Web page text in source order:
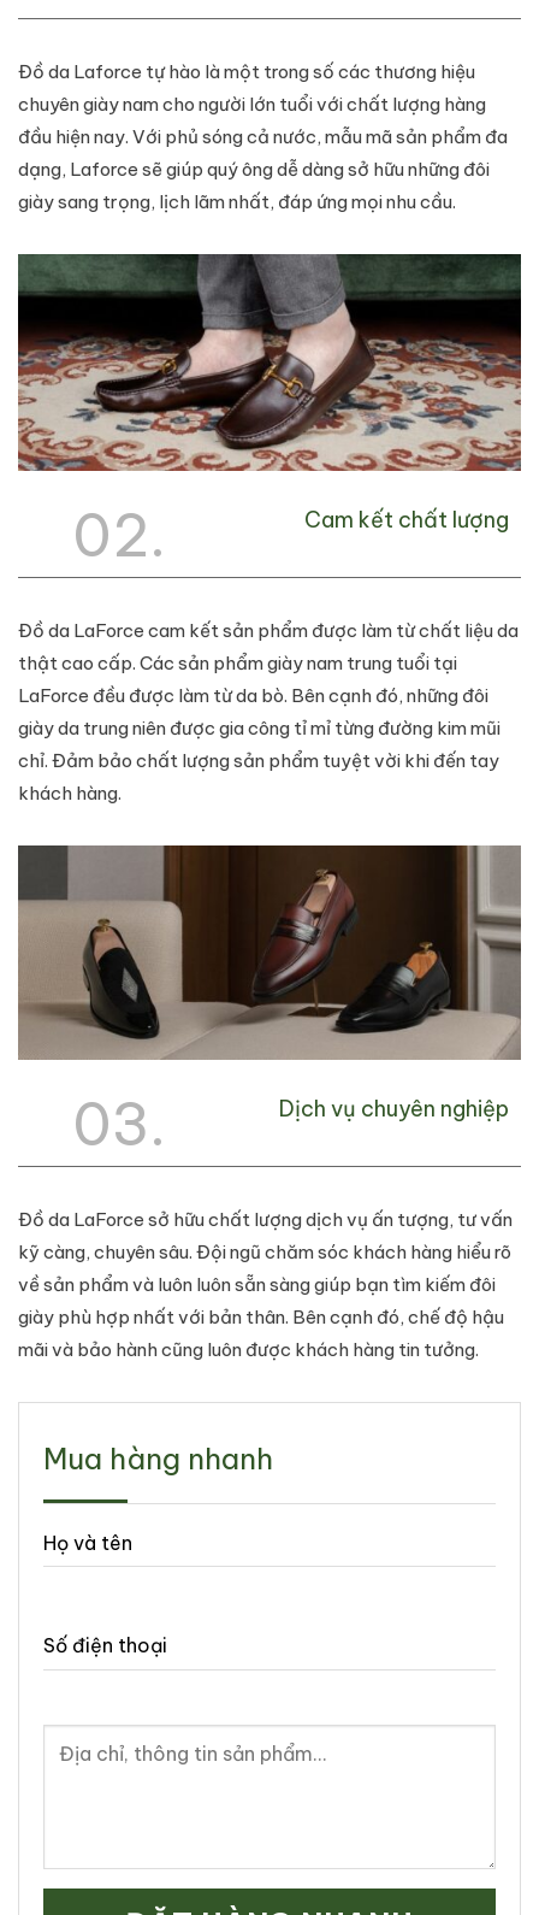
Đồ da Laforce tự hào là một trong số các thương hiệu
chuyên giày nam cho người lớn tuổi với chất lượng hàng
đầu hiện nay. Với phủ sóng cả nước, mẫu mã sản phẩm đa
dạng, Laforce sẽ giúp quý ông dễ dàng sở hữu những đôi
giày sang trọng, lịch lãm nhất, đáp ứng mọi nhu cầu.
02. Cam kết chất lượng
Đồ da LaForce cam kết sản phẩm được làm từ chất liệu da
thật cao cấp. Các sản phẩm giày nam trung tuổi tại
LaForce đều được làm từ da bò. Bên cạnh đó, những đôi
giày da trung niên được gia công tỉ mỉ từng đường kim mũi
chỉ. Đảm bảo chất lượng sản phẩm tuyệt vời khi đến tay
khách hàng.
03. Dịch vụ chuyên nghiệp
Đồ da LaForce sở hữu chất lượng dịch vụ ấn tượng, tư vấn
kỹ càng, chuyên sâu. Đội ngũ chăm sóc khách hàng hiểu rõ
về sản phẩm và luôn luôn sẵn sàng giúp bạn tìm kiếm đôi
giày phù hợp nhất với bản thân. Bên cạnh đó, chế độ hậu
mãi và bảo hành cũng luôn được khách hàng tin tưởng.
Mua hàng nhanh